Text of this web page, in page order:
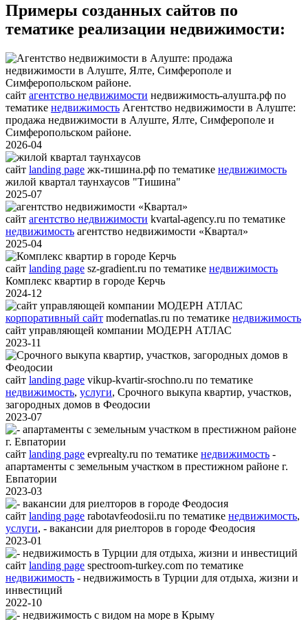
Примеры созданных сайтов по
тематике реализации недвижимости:
сайт агентство недвижимости недвижимость-алушта.рф по
тематике недвижимость Агентство недвижимости в Алуште:
продажа недвижимости в Алуште, Ялте, Симферополе и
Симферопольском районе.
2026-04
сайт landing page жк-тишина.рф по тематике недвижимость
жилой квартал таунхаусов "Тишина"
2025-07
сайт агентство недвижимости kvartal-agency.ru по тематике
недвижимость агентство недвижимости «Квартал»
2025-04
сайт landing page sz-gradient.ru по тематике недвижимость
Комплекс квартир в городе Керчь
2024-12
корпоративный сайт modernatlas.ru по тематике недвижимость
сайт управляющей компании МОДЕРН АТЛАС
2023-11
сайт landing page vikup-kvartir-srochno.ru по тематике
недвижимость, услуги, Срочного выкупа квартир, участков,
загородных домов в Феодосии
2023-07
сайт landing page evprealty.ru по тематике недвижимость -
апартаменты с земельным участком в престижном районе г.
Евпатории
2023-03
сайт landing page rabotavfeodosii.ru по тематике недвижимость,
услуги, - вакансии для риелторов в городе Феодосия
2023-01
сайт landing page spectroom-turkey.com по тематике
недвижимость - недвижимость в Турции для отдыха, жизни и
инвестиций
2022-10